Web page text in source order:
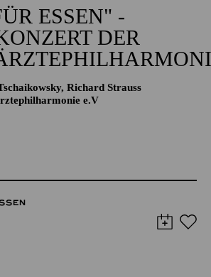
ESSEN" -
DER
Richard Strauss
e.V